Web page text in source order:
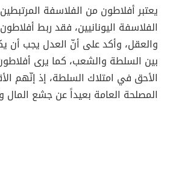
يعتبر أفلاطون من الفلاسفة
الفلاسفة اليونانيين، فقد ربط
والعقل، وأكد على أنّ العدل يجب أن
بين السلطة والشعب، كما يرى
الأحق في امتلاك السلطة، إذ إنّهم
المصلحة العامة بعيداً عن جشع المال